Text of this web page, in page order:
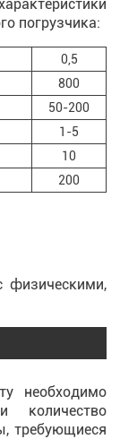
погрузчика:
0,5
800
50-200
1-5
10
200
физическими,
необходимо
количество
требующиеся